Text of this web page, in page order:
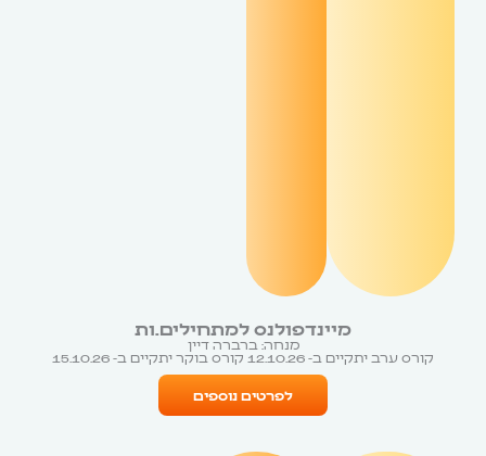
מיינדפולנס למתחילים.ות
מנחה: ברברה דיין
קורס ערב יתקיים ב- 12.10.26 קורס בוקר יתקיים ב- 15.10.26
לפרטים נוספים